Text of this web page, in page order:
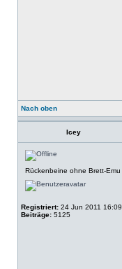
Nach oben
Icey
Rückenbeine ohne Brett-Emu
Registriert: 24 Jun 2011 16:09
Beiträge: 5125